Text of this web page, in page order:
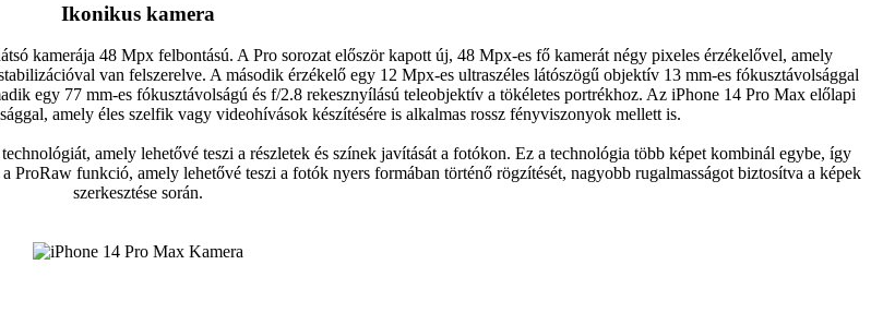
Ikonikus kamera
kamerája 48 Mpx felbontású. A Pro sorozat először kapott új, 48 Mpx-es fő kamerát négy pixeles érzékelővel, amely
van felszerelve. A második érzékelő egy 12 Mpx-es ultraszéles látószögű objektív 13 mm-es fókusztávolsággal
egy 77 mm-es fókusztávolságú és f/2.8 rekesznyílású teleobjektív a tökéletes portrékhoz. Az iPhone 14 Pro Max előlapi
amely éles szelfik vagy videohívások készítésére is alkalmas rossz fényviszonyok mellett is.
amely lehetővé teszi a részletek és színek javítását a fotókon. Ez a technológia több képet kombinál egybe, így
funkció, amely lehetővé teszi a fotók nyers formában történő rögzítését, nagyobb rugalmasságot biztosítva a képek
szerkesztése során.